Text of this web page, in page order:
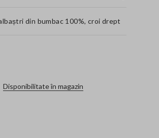
din bumbac 100%, croi drept
Disponibilitate în magazin